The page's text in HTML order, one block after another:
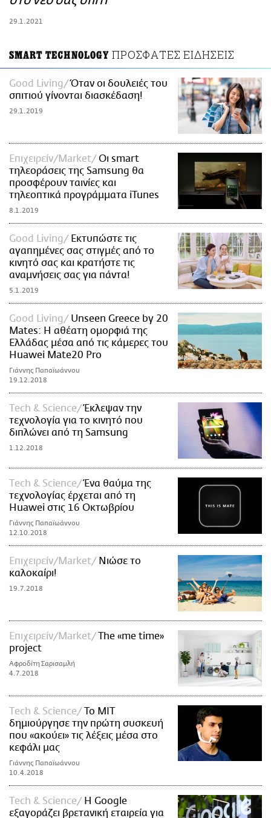
29.1.2021
SMART TECHNOLOGY ΠΡΟΣΦΑΤΕΣ ΕΙΔΗΣΕΙΣ
Good Living
Όταν οι δουλειές του
σπιτιού γίνονται διασκέδαση!
29.1.2019
Επιχειρείν/Market
Οι smart
τηλεοράσεις της Samsung θα
προσφέρουν ταινίες και
τηλεοπτικά προγράμματα iTunes
8.1.2019
Good Living
Εκτυπώστε τις
αγαπημένες σας στιγμές από το
κινητό σας και κρατήστε τις
αναμνήσεις σας για πάντα!
5.1.2019
Good Living
Unseen Greece by 20
Mates: H αθέατη ομορφιά της
Ελλάδας μέσα από τις κάμερες του
Huawei Mate20 Pro
Γιάννης Παπαϊωάννου
19.12.2018
Τech & Science
Έκλεψαν την
τεχνολογία για το κινητό που
διπλώνει από τη Samsung
1.12.2018
Τech & Science
Ένα θαύμα της
τεχνολογίας έρχεται από τη
Huawei στις 16 Οκτωβρίου
Γιάννης Παπαϊωάννου
12.10.2018
Επιχειρείν/Market
Νιώσε το
καλοκαίρι!
19.7.2018
Επιχειρείν/Market
The «me time»
project
Αφροδίτη Σαρισαμλή
4.7.2018
Τech & Science
Το ΜΙΤ
δημιούργησε την πρώτη συσκευή
που «ακούει» τις λέξεις μέσα στο
κεφάλι μας
Γιάννης Παπαϊωάννου
10.4.2018
Τech & Science
Η Google
εξαγοράζει βρετανική εταιρεία για